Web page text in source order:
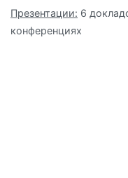
Презентации: 6
конференциях